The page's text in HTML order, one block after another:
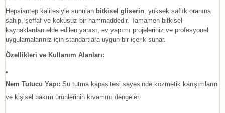
Hepsiantep kalitesiyle sunulan bitkisel gliserin, yüksek saflık oranına
sahip, şeffaf ve kokusuz bir hammaddedir. Tamamen bitkisel
kaynaklardan elde edilen yapısı, ev yapımı projeleriniz ve profesyonel
uygulamalarınız için standartlara uygun bir içerik sunar.
Özellikleri ve Kullanım Alanları:
Nem Tutucu Yapı: Su tutma kapasitesi sayesinde kozmetik karışımların
ve kişisel bakım ürünlerinin kıvamını dengeler.